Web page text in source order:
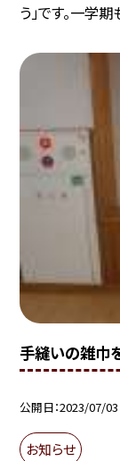
う」です。一学
手縫いの雑巾
公開日 2023/07/03
お知らせ